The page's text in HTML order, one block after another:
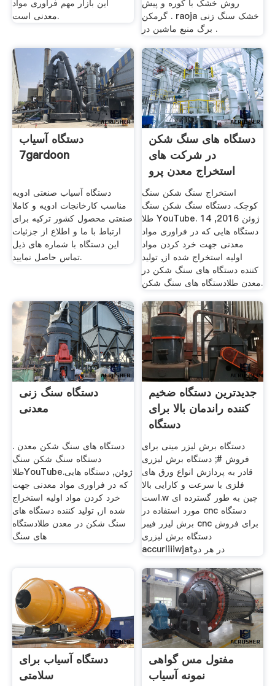
این بازار مهم فرآوری مواد
معدنی است.
روش خشک با کوره و پیش
گرمکن . raoja خشک سنگ زنی
برگ منبع ماشین در .
دستگاه آسیاب
7gardoon
دستگاه آسیاب صنعتی ادویه
مناسب کارخانجات ادویه و کاملا
صنعتی محصول کشور ترکیه برای
ارتباط با ما و اطلاع از جزئیات
این دستگاه با شماره های ذیل
تماس حاصل نمایید.
دستگاه های سنگ شکن
در شرکت های
استخراج معدن پرو
استخراج سنگ شکن سنگ
کوچک. دستگاه سنگ شکن سنگ
طلا YouTube. 14 ژوئن 2016,
دستگاه هایی که در فراوری مواد
معدنی جهت خرد کردن مواد
اولیه استخراج شده از, تولید
کننده دستگاه های سنگ شکن در
معدن طلادستگاه های سنگ شکن.
دستگاه سنگ زنی
معدنی
دستگاه های سنگ شکن معدن .
دستگاه سنگ شکن سنگ
طلاYouTube.ژوئن, دستگاه هایی
که در فراوری مواد معدنی جهت
خرد کردن مواد اولیه استخراج
شده از, تولید کننده دستگاه های
سنگ شکن در معدن طلادستگاه
های سنگ
جدیدترین دستگاه ضخیم
کننده راندمان بالا برای
دستگاه
دستگاه برش لیزر مینی برای
فروش #; دستگاه برش لیزری
قادر به پردازش انواع ورق های
فلزی با سرعت و کارایی بالا
است.w چین به طور گسترده ای
مورد استفاده در cnc دستگاه
برش لیزر فیبر cnc برای فروش
دستگاه برش لیزری
accurliiiwjatدر هر دو
دستگاه آسیاب برای
سلامتی
مفتول مس گواهی
نمونه آسیاب